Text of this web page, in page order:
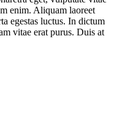
enim. Aliquam laoreet
egestas luctus. In dictum
vitae erat purus. Duis at